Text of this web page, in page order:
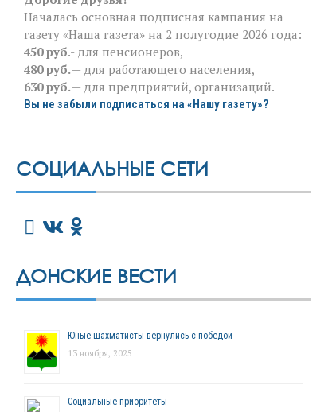
Началась основная подписная кампания на
газету «Наша газета» на 2 полугодие 2026 года:
450 руб.- для пенсионеров,
480 руб.— для работающего населения,
630 руб.— для предприятий, организаций.
Вы не забыли подписаться на «Нашу газету»?
СОЦИАЛЬНЫЕ СЕТИ
ДОНСКИЕ ВЕСТИ
Юные шахматисты вернулись с победой
13 ноября, 2025
Социальные приоритеты